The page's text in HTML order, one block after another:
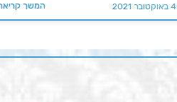
המשך 4 באוקטובר 2021